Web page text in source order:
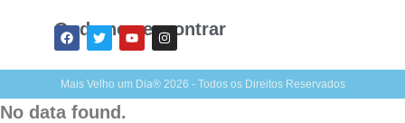
Onde nos encontrar
Mais Velho um Dia® 2026 - Todos os Direitos Reservados
No data found.